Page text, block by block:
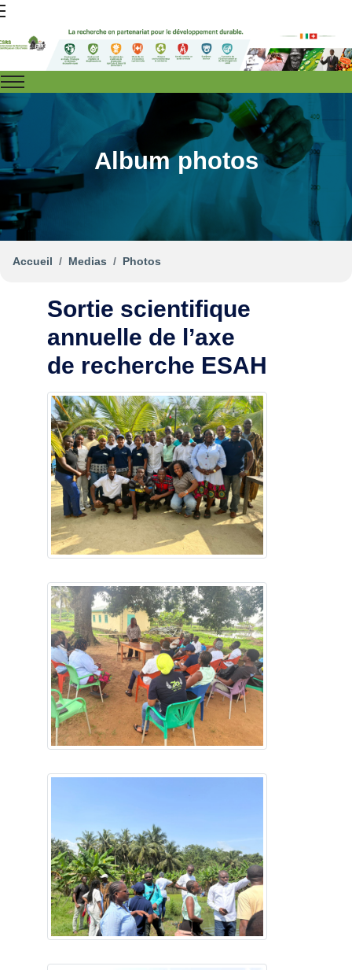
Album photos
Accueil Medias Photos
Sortie scientifique
annuelle de l’axe
de recherche ESAH